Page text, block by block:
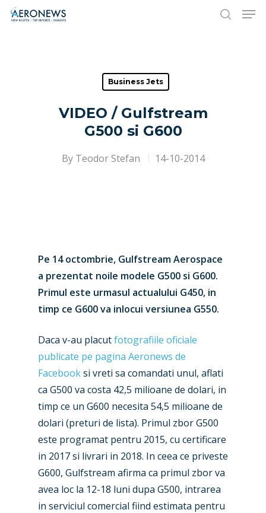
Hit enter to search or ESC to close
Business Jets
VIDEO / Gulfstream
G500 si G600
By Teodor Stefan 14-10-2014
Pe 14 octombrie, Gulfstream Aerospace
a prezentat noile modele G500 si G600.
Primul este urmasul actualului G450, in
timp ce G600 va inlocui versiunea G550.
Daca v-au placutfotografiile oficiale
publicate pe pagina Aeronews de
Facebooksi vreti sa comandati unul, aflati
ca G500 va costa 42,5 milioane de dolari, in
timp ce un G600 necesita 54,5 milioane de
dolari (preturi de lista). Primul zbor G500
este programat pentru 2015, cu certificare
in 2017 si livrari in 2018. In ceea ce priveste
G600, Gulfstream afirma ca primul zbor va
avea loc la 12-18 luni dupa G500, intrarea
in serviciul comercial fiind estimata pentru